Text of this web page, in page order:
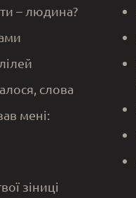
– людина?
слова
мені:
зіниці